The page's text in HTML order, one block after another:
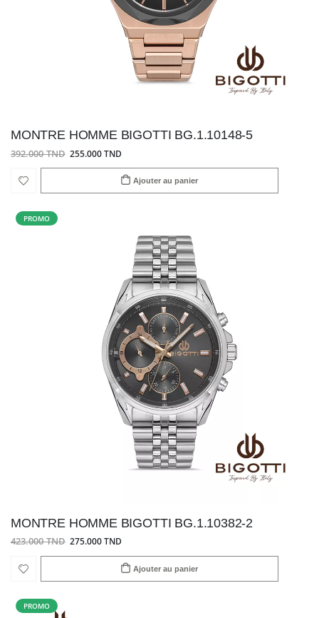
MONTRE HOMME BIGOTTI BG.1.10148-5
392.000 TND 255.000 TND
Ajouter au panier
PROMO
MONTRE HOMME BIGOTTI BG.1.10382-2
423.000 TND 275.000 TND
Ajouter au panier
PROMO